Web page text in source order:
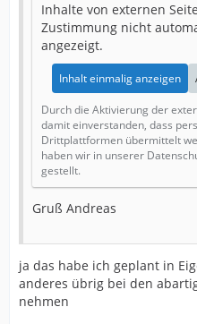
Inhalte von externen
Zustimmung nicht
angezeigt.
Inhalt einmalig anzeigen
Durch die Aktivierung der
damit einverstanden, dass
Drittplattformen übermittelt
haben wir in unserer
gestellt.
Gruß Andreas
ja das habe ich geplant in
anderes übrig bei den
nehmen